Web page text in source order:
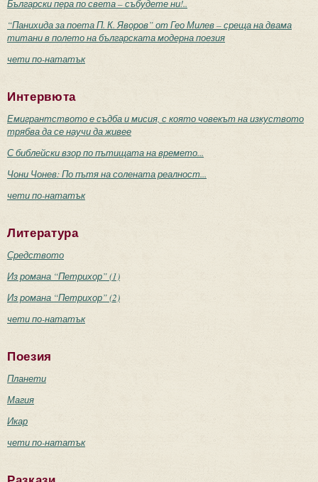
Български пера по света – събудете ни!..
“Панихида за поета П. К. Яворов” от Гео Милев – среща на двама
титани в полето на българската модерна поезия
чети по-нататък
Интервюта
Емигрантството е съдба и мисия, с която човекът на изкуството
трябва да се научи да живее
С библейски взор по пътищата на времето...
Чони Чонев: По пътя на солената реалност...
чети по-нататък
Литература
Средството
Из романа “Петрихор” (1)
Из романа “Петрихор” (2)
чети по-нататък
Поезия
Планети
Магия
Икар
чети по-нататък